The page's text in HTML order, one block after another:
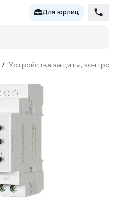
Для юрлиц
/ Устройства защиты,